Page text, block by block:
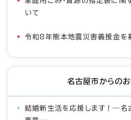
いて
令和8年熊本地震災害義援金を
名古屋市からの
結婚新生活を応援します！―名